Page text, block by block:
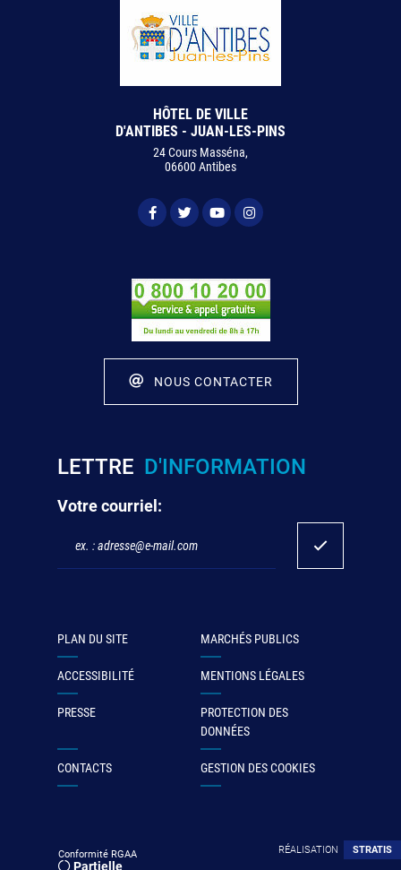
HÔTEL DE VILLE
D'ANTIBES - JUAN-LES-PINS
24 Cours Masséna,
06600 Antibes
NOUS CONTACTER
LETTRE D'INFORMATION
Votre courriel:
PLAN DU SITE MARCHÉS PUBLICS
ACCESSIBILITÉ MENTIONS LÉGALES
PRESSE
PROTECTION DES
DONNÉES
CONTACTS GESTION DES COOKIES
Conformité RGAA
Partielle
RÉALISATION STRATIS